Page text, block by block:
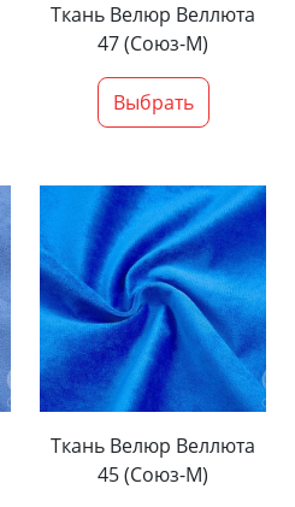
Ткань Велюр Веллюта
47 (Союз-М)
Выбрать
Ткань Велюр Веллюта
45 (Союз-М)